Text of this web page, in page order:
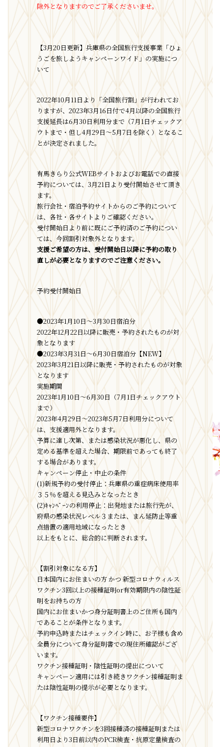
除外となりますのでご了承くださいませ。
【3月20日更新】兵庫県の全国旅行支援事業「ひょ
うごを旅しようキャンペーンワイド」の実施につ
いて
2022年10月11日より「全国旅行割」が行われてお
りますが、2023年3月16日付で4月以降の全国旅行
支援延長は6月30日利用分まで（7月1日チェックア
ウトまで・但し4月29日～5月7日を除く）となるこ
とが決定されました。
有馬きらり公式WEBサイトおよびお電話での直接
予約については、3月21日より受付開始させて頂き
ます。
旅行会社・宿泊予約サイトからのご予約について
は、各社・各サイトよりご確認ください。
受付開始日より前に既にご予約済のご予約につい
ては、今回割引対象外となります。
支援ご希望の方は、受付開始日以降に予約の取り
直しが必要となりますのでご注意ください。
予約受付開始日
●2023年1月10日～3月30日宿泊分
2022年12月22日以降に販売・予約されたものが対
象となります
●2023年3月31日～6月30日宿泊分【NEW】
2023年3月21日以降に販売・予約されたものが対象
となります
実施期間
2023年1月10日～6月30日（7月1日チェックアウト
まで）
2023年4月29日～2023年5月7日利用分について
は、支援適用外となります。
予算に達し次第、または感染状況が悪化し、県の
定める基準を超えた場合、期限前であっても終了
する場合があります。
キャンペーン停止・中止の条件
(1)新規予約の受付停止：兵庫県の重症病床使用率
３５％を超える見込みとなったとき
(2)ｷｬﾝﾍﾟｰﾝの利用停止：出発地または旅行先が、
府県の感染状況レベル３または、まん延防止等重
点措置の適用地域になったとき
以上をもとに、総合的に判断されます。
【割引対象になる方】
日本国内にお住まいの方 かつ 新型コロナウィルス
ワクチン3回以上の接種証明or有効期限内の陰性証
明をお持ちの方
国内にお住まいかつ身分証明書上のご住所も国内
であることが条件となります。
予約申込時またはチェックイン時に、お子様も含め
全員分について身分証明書での現住所確認がござ
います。
ワクチン接種証明・陰性証明の提出について
キャンペーン適用には引き続きワクチン接種証明ま
たは陰性証明の提示が必要となります。
【ワクチン接種要件】
新型コロナワクチンを3回接種済の接種証明または
利用日より3日前以内のPCR検査・抗原定量検査の